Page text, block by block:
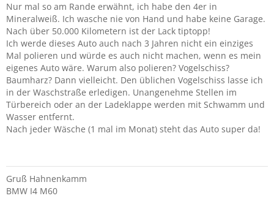
Nur mal so am Rande erwähnt, ich habe den 4er in
Mineralweiß. Ich wasche nie von Hand und habe keine Garage.
Nach über 50.000 Kilometern ist der Lack tiptopp!
Ich werde dieses Auto auch nach 3 Jahren nicht ein einziges
Mal polieren und würde es auch nicht machen, wenn es mein
eigenes Auto wäre. Warum also polieren? Vogelschiss?
Baumharz? Dann vielleicht. Den üblichen Vogelschiss lasse ich
in der Waschstraße erledigen. Unangenehme Stellen im
Türbereich oder an der Ladeklappe werden mit Schwamm und
Wasser entfernt.
Nach jeder Wäsche (1 mal im Monat) steht das Auto super da!
Gruß Hahnenkamm
BMW I4 M60